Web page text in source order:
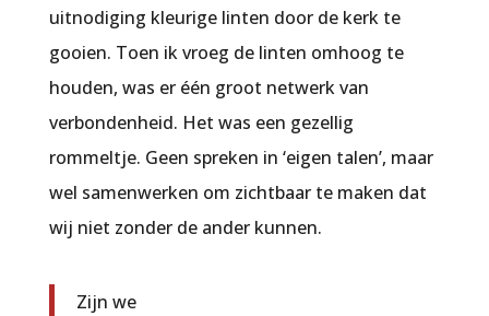
uitnodiging kleurige linten door de kerk te
gooien. Toen ik vroeg de linten omhoog te
houden, was er één groot netwerk van
verbondenheid. Het was een gezellig
rommeltje. Geen spreken in ‘eigen talen’, maar
wel samenwerken om zichtbaar te maken dat
wij niet zonder de ander kunnen.
Zijn we